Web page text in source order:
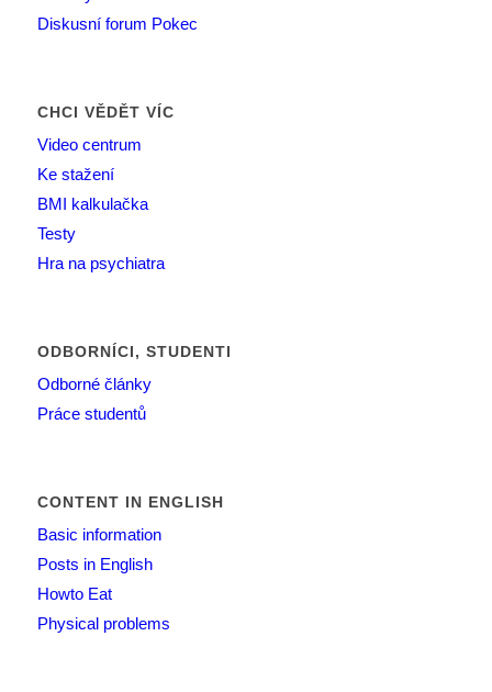
Diskusní forum Pokec
CHCI VĚDĚT VÍC
Video centrum
Ke stažení
BMI kalkulačka
Testy
Hra na psychiatra
ODBORNÍCI, STUDENTI
Odborné články
Práce studentů
CONTENT IN ENGLISH
Basic information
Posts in English
Howto Eat
Physical problems